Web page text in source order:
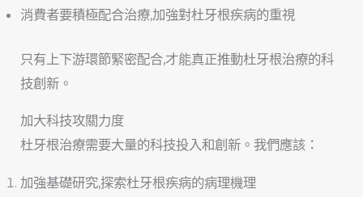
消費者要積極配合治療,加強對杜牙根疾病的重視
只有上下游環節緊密配合,才能真正推動杜牙根治療的科
技創新。
加大科技攻關力度
杜牙根治療需要大量的科技投入和創新。我們應該：
加強基礎研究,探索杜牙根疾病的病理機理